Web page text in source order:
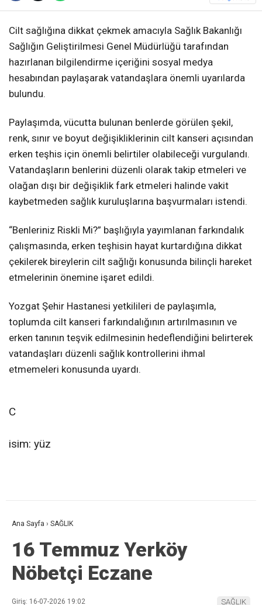
Cilt sağlığına dikkat çekmek amacıyla Sağlık Bakanlığı
Sağlığın Geliştirilmesi Genel Müdürlüğü tarafından
hazırlanan bilgilendirme içeriğini sosyal medya
hesabından paylaşarak vatandaşlara önemli uyarılarda
bulundu.
Paylaşımda, vücutta bulunan benlerde görülen şekil,
renk, sınır ve boyut değişikliklerinin cilt kanseri açısından
erken teşhis için önemli belirtiler olabileceği vurgulandı.
Vatandaşların benlerini düzenli olarak takip etmeleri ve
olağan dışı bir değişiklik fark etmeleri halinde vakit
kaybetmeden sağlık kuruluşlarına başvurmaları istendi.
“Benleriniz Riskli Mi?” başlığıyla yayımlanan farkındalık
çalışmasında, erken teşhisin hayat kurtardığına dikkat
çekilerek bireylerin cilt sağlığı konusunda bilinçli hareket
etmelerinin önemine işaret edildi.
Yozgat Şehir Hastanesi yetkilileri de paylaşımla,
toplumda cilt kanseri farkındalığının artırılmasının ve
erken tanının teşvik edilmesinin hedeflendiğini belirterek
vatandaşları düzenli sağlık kontrollerini ihmal
etmemeleri konusunda uyardı.
C
isim: yüz
Ana Sayfa › SAĞLIK
16 Temmuz Yerköy
Nöbetçi Eczane
Giriş: 16-07-2026 19:02 SAĞLIK